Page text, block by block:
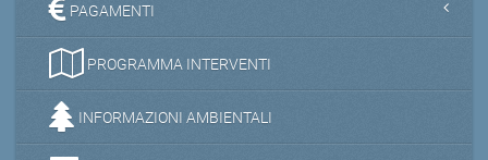
PAGAMENTI
PROGRAMMA INTERVENTI
INFORMAZIONI AMBIENTALI